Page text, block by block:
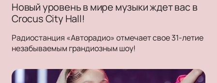
Новый уровень в мире музыки ждет вас в
Crocus City Hall!
Радиостанция «Авторадио» отмечает свое 31-летие
незабываемым грандиозным шоу!